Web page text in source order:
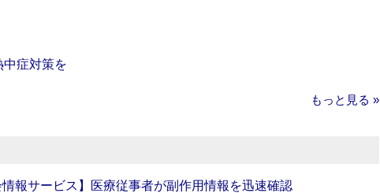
症対策を
もっと見る »
情報サービス】医療従事者が副作用情報を迅速確認